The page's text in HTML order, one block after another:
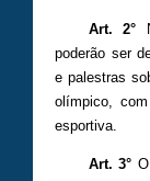
Art. 2°
poderão ser
e palestras
olímpico,
esportiva.
Art. 3°